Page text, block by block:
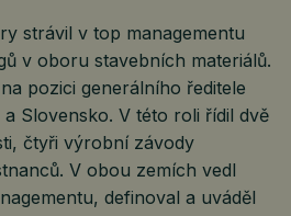
strávil v top managementu
v oboru stavebních materiálů.
pozici generálního ředitele
Slovensko. V této roli řídil dvě
čtyři výrobní závody
V obou zemích vedl
definoval a uváděl